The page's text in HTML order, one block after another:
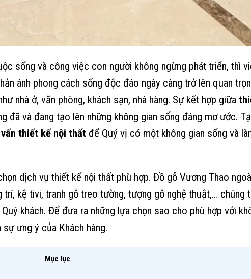
sống và công việc con người không ngừng phát triển, thì
ánh phong cách sống độc đáo ngày càng trở lên quan
nhà ở, văn phòng, khách sạn, nhà hàng. Sự kết hợp giữa
đã và đang tạo lên những không gian sống đáng mơ ước.
thiết kế nội thất để Quý vị có một không gian sống và
dịch vụ thiết kế nội thất phù hợp. Đồ gỗ Vương Thao
trí, kệ tivi, tranh gỗ treo tường, tượng gỗ nghệ thuật,… chúng
khách. Để đưa ra những lựa chọn sao cho phù hợp với
ưng ý của Khách hàng.
Mục lục